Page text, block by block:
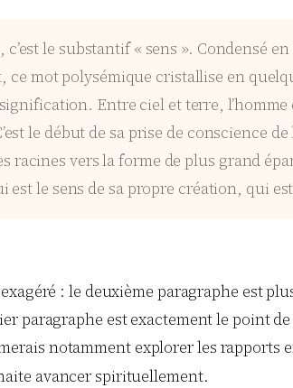
le substantif « sens ». Condensé
mot polysémique cristallise en
Entre ciel et terre,
le début de sa prise de conscience
racines vers la forme de plus grand
le sens de sa propre création, qui
: le deuxième paragraphe est
paragraphe est exactement le point
notamment explorer les
avancer spirituellement.